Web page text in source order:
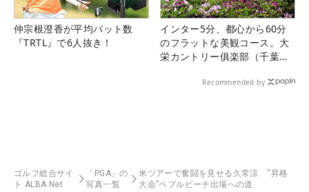
仲宗根澄香が平均パット数
『TRTL』で6人抜き！
インター5分、都心から60分
のフラットな美観コース。大
栄カントリー俱楽部（千葉
Recommended by
ゴルフ総合サイ
ト ALBA Net
「PGA」の
写真一覧
米ツアーで奮闘を見せる久常涼 “昇格
大会”ペブルビーチ出場への道